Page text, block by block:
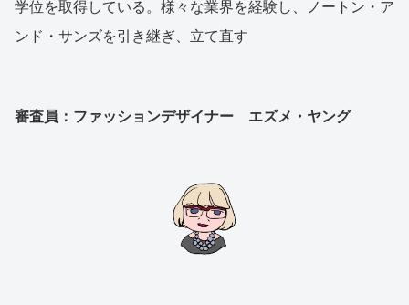
学位を取得している。様々な業界を経験し、ノートン・ア
ンド・サンズを引き継ぎ、立て直す
審査員：ファッションデザイナー エズメ・ヤング